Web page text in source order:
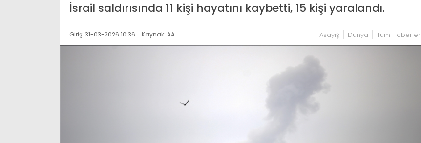
İsrail saldırısında 11 kişi hayatını kaybetti, 15 kişi yaralandı.
Giriş: 31-03-2026 10:36 Kaynak: AA Asayiş Dünya Tüm Haberler